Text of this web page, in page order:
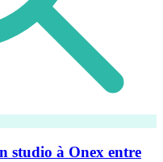
studio à Onex entre